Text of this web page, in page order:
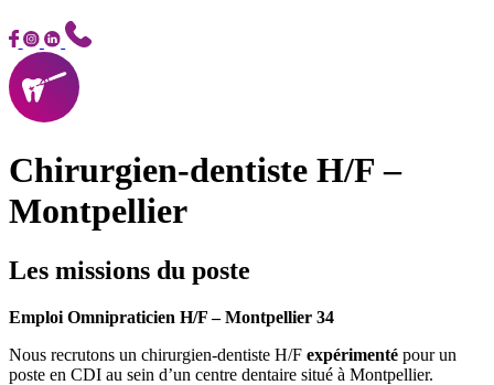
Chirurgien-dentiste H/F –
Montpellier
Les missions du poste
Emploi Omnipraticien H/F – Montpellier 34
Nous recrutons un chirurgien-dentiste H/F expérimenté pour un
poste en CDI au sein d’un centre dentaire situé à Montpellier.